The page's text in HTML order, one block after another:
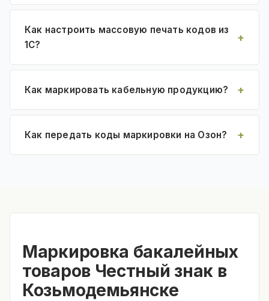
Как настроить массовую печать кодов из
1С?
Как маркировать кабельную продукцию?
Как передать коды маркировки на Озон?
Маркировка бакалейных
товаров Честный знак в
Козьмодемьянске